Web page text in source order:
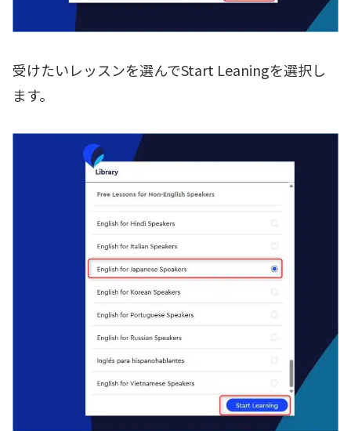
受けたいレッスンを選んでStart Leaningを選択し
ます。